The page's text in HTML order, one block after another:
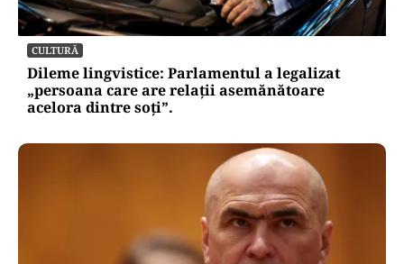
CULTURĂ
Dileme lingvistice: Parlamentul a legalizat
„persoana care are relații asemănătoare
acelora dintre soți”.